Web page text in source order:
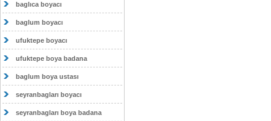
baglıca boyacı
baglum boyacı
ufuktepe boyacı
ufuktepe boya badana
baglum boya ustası
seyranbagları boyacı
seyranbagları boya badana